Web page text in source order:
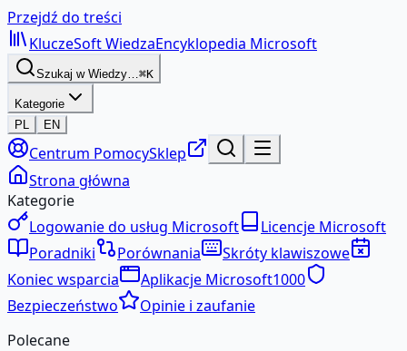
Przejdź do treści
KluczeSoftWiedzaEncyklopedia Microsoft
Szukaj w Wiedzy…⌘K
Kategorie
PL
EN
Centrum PomocySklep
Strona główna
Kategorie
Logowanie do usług Microsoft
Licencje Microsoft
Poradniki
Porównania
Skróty klawiszowe
Koniec wsparcia
Aplikacje Microsoft1000
Bezpieczeństwo
Opinie i zaufanie
Polecane